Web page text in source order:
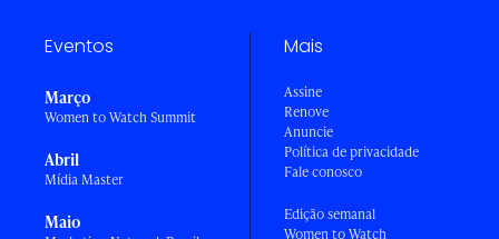
Eventos
Março
Women to Watch Summit
Abril
Mídia Master
Maio
Mais
Assine
Renove
Anuncie
Política de privacidade
Fale conosco
Edição semanal
Women to Watch